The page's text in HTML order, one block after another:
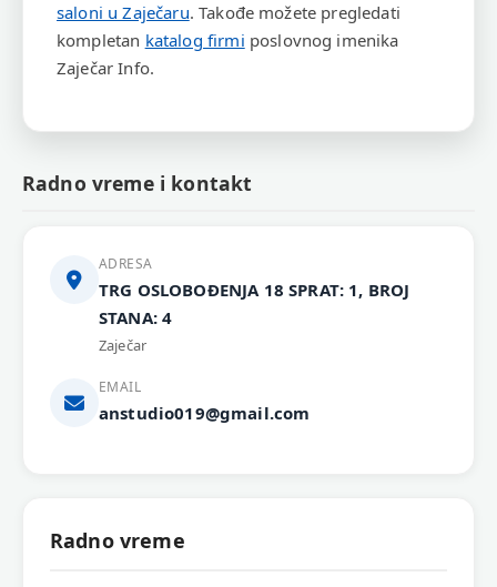
saloni u Zaječaru. Takođe možete pregledati
kompletan katalog firmi poslovnog imenika
Zaječar Info.
Radno vreme i kontakt
ADRESA
TRG OSLOBOĐENJA 18 SPRAT: 1, BROJ
STANA: 4
Zaječar
EMAIL
anstudio019@gmail.com
Radno vreme